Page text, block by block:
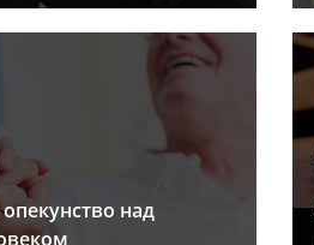
над